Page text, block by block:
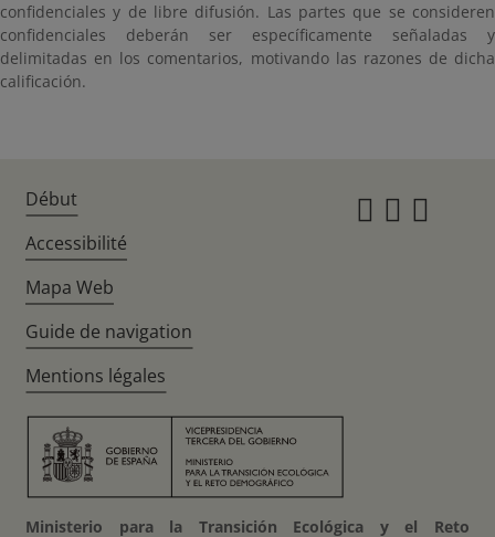
confidenciales y de libre difusión. Las partes que se consideren
confidenciales deberán ser específicamente señaladas y
delimitadas en los comentarios, motivando las razones de dicha
calificación.
Début
Accessibilité
Mapa Web
Guide de navigation
Mentions légales
Ministerio para la Transición Ecológica y el Reto